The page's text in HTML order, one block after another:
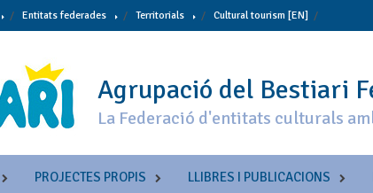
Entitats federades Territorials Cultural tourism [EN]
Agrupació del Bestiari
La Federació d'entitats culturals
PROJECTES PROPIS LLIBRES I PUBLICACIONS